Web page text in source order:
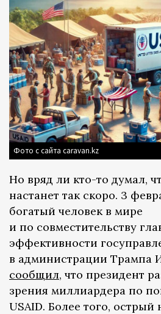
Фото с сайта caravan.kz
Но вряд ли кто-то думал,
настанет так скоро. 3
богатый человек в мире
и по совместительству
эффективности
в администрации Трампа
сообщил, что президент
зрения миллиардера по
USAID. Более того,